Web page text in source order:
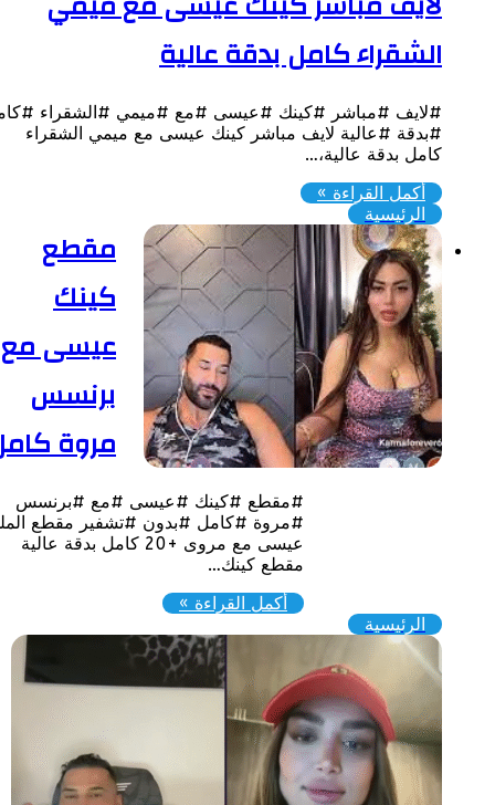
كامل بدقة عالية
#مباشر #كينك #عيسى #مع #ميمي #الشقراء #كامل
#عالية لايف مباشر كينك عيسى مع ميمي الشقراء
بدقة عالية،…
أكمل القراءة »
الرئيسية
مقطع
كينك
عيسى مع
برنسس
مروة كامل
#مقطع #كينك #عيسى #مع #برنسس
#مروة #كامل #بدون #تشفير مقطع الملك
عيسى مع مروى +20 كامل بدقة عالية
مقطع كينك…
أكمل القراءة »
الرئيسية